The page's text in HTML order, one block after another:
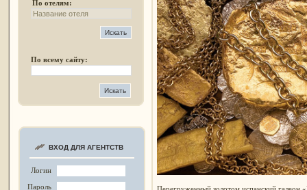
По отелям:
По всему сайту:
ВХОД ДЛЯ АГЕНТСТВ
Логин
Пароль